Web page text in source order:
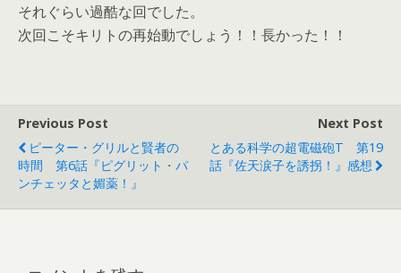
それぐらい過酷な回でした。
次回こそキリトの再始動でしょう！！長かった！！
Previous Post
ピーター・グリルと賢者の
時間 第6話『ピグリット・パ
ンチェッタと媚薬！』
Next Post
とある科学の超電磁砲T 第19
話『佐天涙子を誘拐！』感想